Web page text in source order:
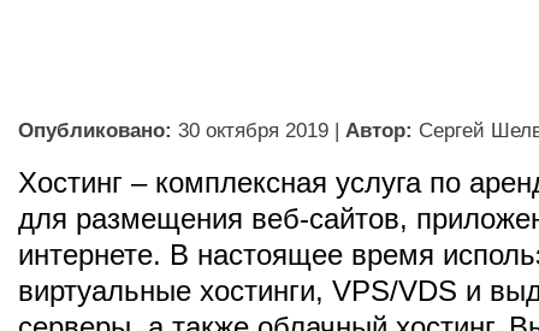
Опубликовано: 30 октября 2019 | Автор: Сергей
Хостинг – комплексная услуга по
для размещения веб-сайтов,
интернете. В настоящее время
виртуальные хостинги, VPS/VDS и